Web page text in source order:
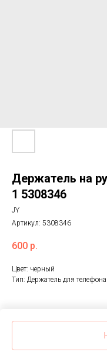
Держатель на
1 5308346
JY
Артикул: 5308346
600 р.
Цвет: черный
Тип: Держатель для телефона